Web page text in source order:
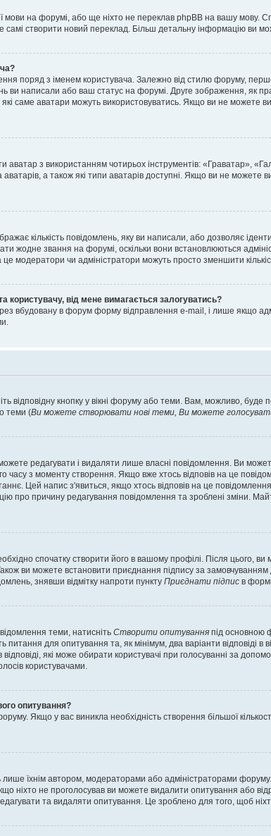
мови на форумі, або ще ніхто не переклав phpBB на вашу мову.
створити новий переклад. Більш детальну інформацію ви
поряд з іменем користувача. Залежно від стилю форуму,
ви написали або ваш статус на форумі. Друге зображення, як
саме аватари можуть використовуватись. Якщо ви не можете
аватар з використанням чотирьох інструментів: «Граватар»,
а також які типи аватарів доступні. Якщо ви не
кількість повідомлень, яку ви написали, або дозволяє
жодне звання на форумі, оскільки вони встановлюються
модератори чи адміністратори можуть просто зменшити
від мене вимагається залогуватись?
вбудовану в форум форму відправлення e-mail, і лише якщо
відповідну кнопку у вікні форуму або теми. Вам, можливо, буде
теми (Ви можете створювати нові теми, Ви можете
редагувати і видаляти лише власні повідомлення. Ви
з моменту створення. Якщо вже хтось відповів на це
Цей напис з'явиться, якщо хтось відповів на це
про причину редагування повідомлення та зроблені зміни.
спочатку створити його в вашому профілі. Після цього, ви
ви можете встановити приєднання підпису за замовчуванням
знявши відмітку напроти пункту Приєднати підпис в
теми, натисніть Створити опитування під основною
для опитування та, як мінімум, два варіанти відповіді в
відповіді, які може обирати користувачі при голосуванні за
користувачами.
опитування?
Якщо у вас виникла необхідність створення більшої
лише їхнім автором, модераторами або адміністраторами
ніхто не проголосував ви можете видалити опитування або
та видаляти опитування. Це зроблено для того, щоб ніхто